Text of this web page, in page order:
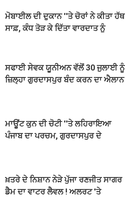
ਮੋਬਾਈਲ ਦੀ ਦੁਕਾਨ ''ਤੇ ਚੋਰਾਂ ਨੇ ਕੀਤਾ ਹੱਥ
ਸਾਫ਼, ਕੰਧ ਤੋੜ ਕੇ ਦਿੱਤਾ ਵਾਰਦਾਤ ਨੂੰ
ਸਫਾਈ ਸੇਵਕ ਯੂਨੀਅਨ ਵੱਲੋਂ 30 ਜੁਲਾਈ ਨੂੰ
ਜ਼ਿਲ੍ਹਾ ਗੁਰਦਾਸਪੁਰ ਬੰਦ ਕਰਨ ਦਾ ਐਲਾਨ
ਮਾਊਂਟ ਕੁਨ ਦੀ ਚੋਟੀ ''ਤੇ ਲਹਿਰਾਇਆ
ਪੰਜਾਬ ਦਾ ਪਰਚਮ, ਗੁਰਦਾਸਪੁਰ ਦੇ
ਖ਼ਤਰੇ ਦੇ ਨਿਸ਼ਾਨ ਨੇੜੇ ਪੁੱਜਾ ਰਣਜੀਤ ਸਾਗਰ
ਡੈਮ ਦਾ ਵਾਟਰ ਲੈਵਲ ! ਅਲਰਟ 'ਤੇ